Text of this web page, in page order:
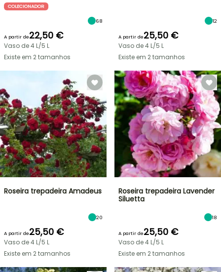
COLECIONADOR
68
A partir de22,50 €
Vaso de 4 L/5 L
Existe em 2 tamanhos
12
A partir de25,50 €
Vaso de 4 L/5 L
Existe em 2 tamanhos
Roseira trepadeira Amadeus
20
A partir de25,50 €
Vaso de 4 L/5 L
Existe em 2 tamanhos
Roseira trepadeira Lavender
Siluetta
18
A partir de25,50 €
Vaso de 4 L/5 L
Existe em 2 tamanhos